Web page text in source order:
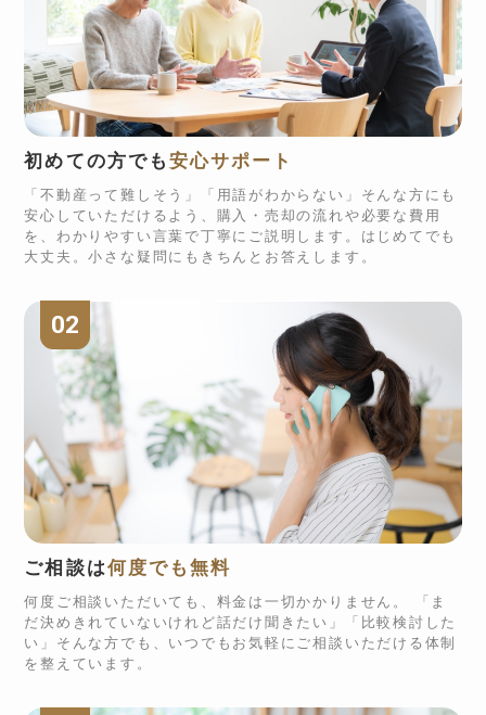
初めての方でも 安心サポート
「不動産って難しそう」「用語がわからない」そんな方にも
安心していただけるよう、購入・売却の流れや必要な費用
を、わかりやすい言葉で丁寧にご説明します。はじめてでも
大丈夫。小さな疑問にもきちんとお答えします。
02
ご相談は何度でも無料
何度ご相談いただいても、料金は一切かかりません。 「ま
だ決めきれていないけれど話だけ聞きたい」「比較検討した
い」そんな方でも、いつでもお気軽にご相談いただける体制
を整えています。